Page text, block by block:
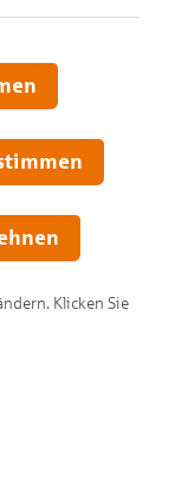
Grund nutzen wir
zu
Klicken Sie